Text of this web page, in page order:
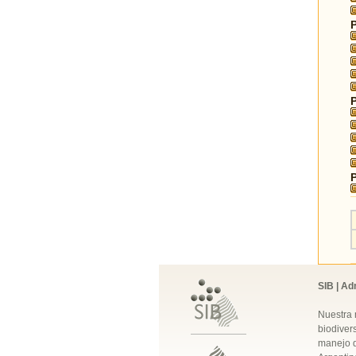
SIB |
Nuestra
manejo